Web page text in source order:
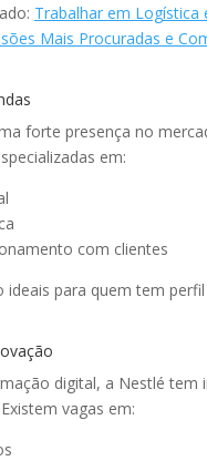
Trabalhar em Logística
Mais Procuradas e
forte presença no
em:
com clientes
ideais para quem tem
digital, a Nestlé tem
vagas em: